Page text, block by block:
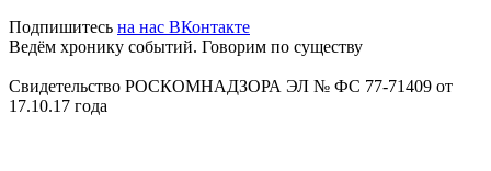
Подпишитесь на нас ВКонтакте
Ведём хронику событий. Говорим по существу
Свидетельство РОСКОМНАДЗОРА ЭЛ № ФС 77-71409 от
17.10.17 года